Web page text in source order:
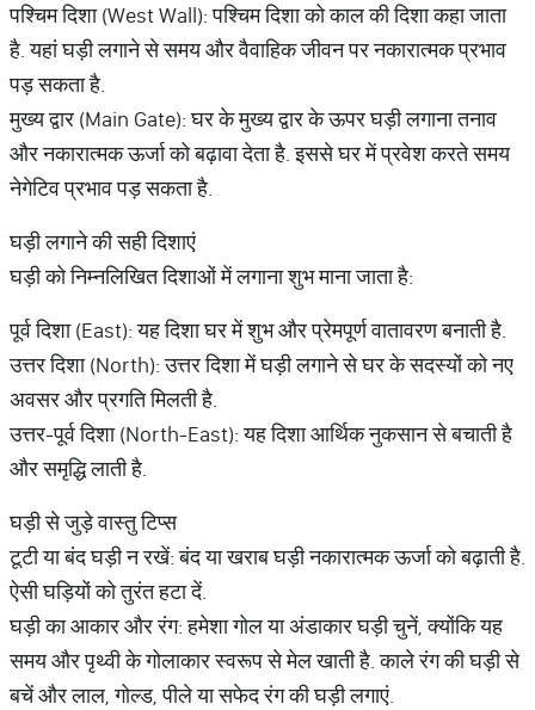
पश्चिम दिशा (West Wall): पश्चिम दिशा को काल की दिशा कहा जाता
है. यहां घड़ी लगाने से समय और वैवाहिक जीवन पर नकारात्मक प्रभाव
पड़ सकता है.
मुख्य द्वार (Main Gate): घर के मुख्य द्वार के ऊपर घड़ी लगाना तनाव
और नकारात्मक ऊर्जा को बढ़ावा देता है. इससे घर में प्रवेश करते समय
नेगेटिव प्रभाव पड़ सकता है.
घड़ी लगाने की सही दिशाएं
घड़ी को निम्नलिखित दिशाओं में लगाना शुभ माना जाता है:
पूर्व दिशा (East): यह दिशा घर में शुभ और प्रेमपूर्ण वातावरण बनाती है.
उत्तर दिशा (North): उत्तर दिशा में घड़ी लगाने से घर के सदस्यों को नए
अवसर और प्रगति मिलती है.
उत्तर-पूर्व दिशा (North-East): यह दिशा आर्थिक नुकसान से बचाती है
और समृद्धि लाती है.
घड़ी से जुड़े वास्तु टिप्स
टूटी या बंद घड़ी न रखें: बंद या खराब घड़ी नकारात्मक ऊर्जा को बढ़ाती है.
ऐसी घड़ियों को तुरंत हटा दें.
घड़ी का आकार और रंग: हमेशा गोल या अंडाकार घड़ी चुनें, क्योंकि यह
समय और पृथ्वी के गोलाकार स्वरूप से मेल खाती है. काले रंग की घड़ी से
बचें और लाल, गोल्ड, पीले या सफेद रंग की घड़ी लगाएं.